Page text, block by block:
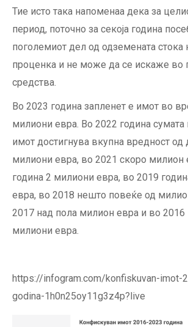
Тие исто така напоменаа дека за
период, поточно за секоја година
поголемиот дел од одземената стока
проценка и не може да се искаже во
средства.
Во 2023 година запленет е имот во
милиони евра. Во 2022 година сумата
имот достигнува вкупна вредност од
милиони евра, во 2021 скоро милион
година 2 милиони евра, во 2019
евра, во 2018 нешто повеќе од
2017 над пола милион евра и во 2016
милиони евра.
https://infogram.com/konfiskuvan-imot-
godina-1h0n25oy11g3z4p?live